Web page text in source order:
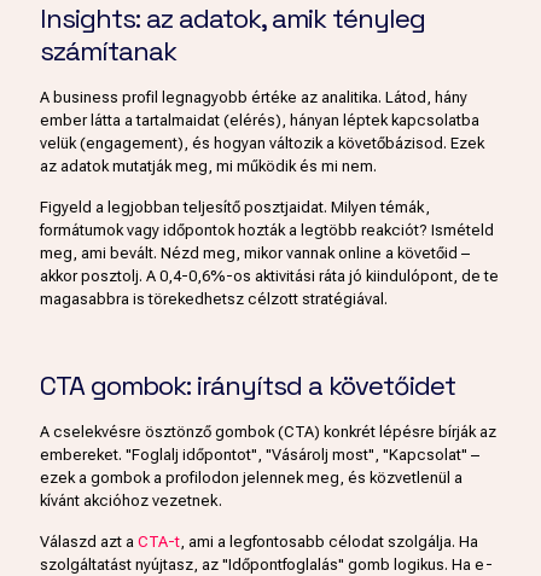
Insights: az adatok, amik tényleg
számítanak
A business profil legnagyobb értéke az analitika. Látod, hány
ember látta a tartalmaidat (elérés), hányan léptek kapcsolatba
velük (engagement), és hogyan változik a követőbázisod. Ezek
az adatok mutatják meg, mi működik és mi nem.
Figyeld a legjobban teljesítő posztjaidat. Milyen témák,
formátumok vagy időpontok hozták a legtöbb reakciót? Ismételd
meg, ami bevált. Nézd meg, mikor vannak online a követőid –
akkor posztolj. A 0,4-0,6%-os aktivitási ráta jó kiindulópont, de te
magasabbra is törekedhetsz célzott stratégiával.
CTA gombok: irányítsd a követőidet
A cselekvésre ösztönző gombok (CTA) konkrét lépésre bírják az
embereket. "Foglalj időpontot", "Vásárolj most", "Kapcsolat" –
ezek a gombok a profilodon jelennek meg, és közvetlenül a
kívánt akcióhoz vezetnek.
Válaszd azt a CTA-t, ami a legfontosabb célodat szolgálja. Ha
szolgáltatást nyújtasz, az "Időpontfoglalás" gomb logikus. Ha e-